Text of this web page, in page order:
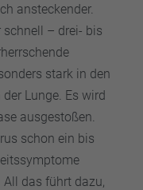
ansteckender.
schnell – drei- bis
stark in den
Lunge. Es wird
ausgestoßen.
schon ein bis
All das führt dazu,